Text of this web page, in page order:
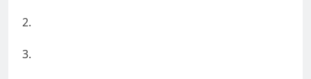
2.
3.